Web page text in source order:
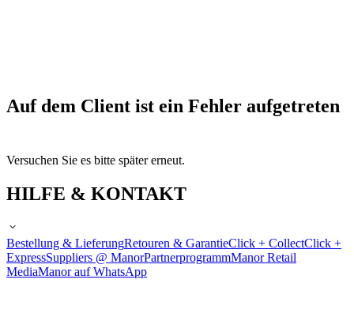
Auf dem Client ist ein Fehler aufgetreten
Versuchen Sie es bitte später erneut.
HILFE & KONTAKT
Bestellung & LieferungRetouren & GarantieClick + CollectClick +
ExpressSuppliers @ ManorPartnerprogrammManor Retail
MediaManor auf WhatsApp